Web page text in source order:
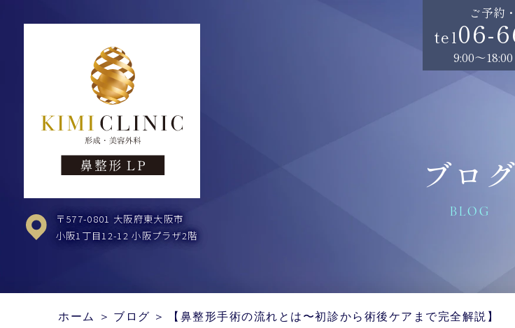
〒577-0801 大阪府東大阪市
小阪1丁目12-12 小阪プラザ2階
ご予約
tel 06-
9:00～18:00
ブログ
BLOG
ホーム ＞ ブログ ＞ 【鼻整形手術の流れとは〜初診から術後ケアまで完全解説】